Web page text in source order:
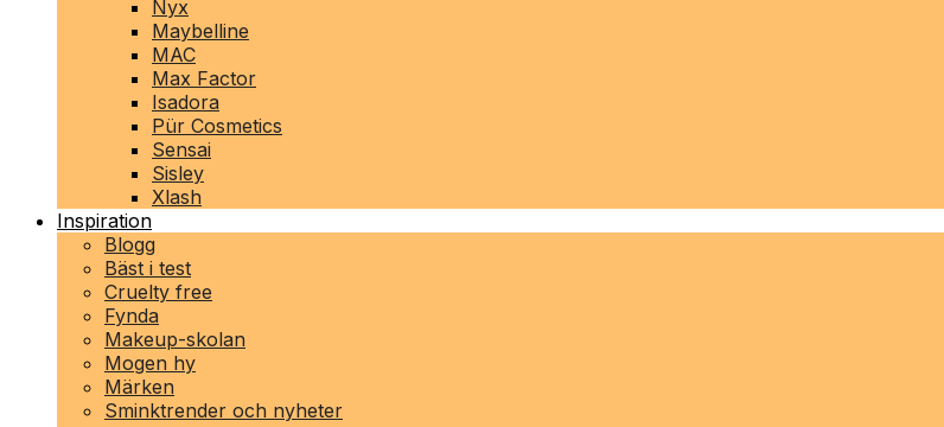
Nyx
Maybelline
MAC
Max Factor
Isadora
Pür Cosmetics
Sensai
Sisley
Xlash
Inspiration
Blogg
Bäst i test
Cruelty free
Fynda
Makeup-skolan
Mogen hy
Märken
Sminktrender och nyheter